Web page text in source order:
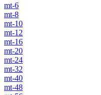
mt-6
mt-8
mt-10
mt-12
mt-16
mt-20
mt-24
mt-32
mt-40
mt-48